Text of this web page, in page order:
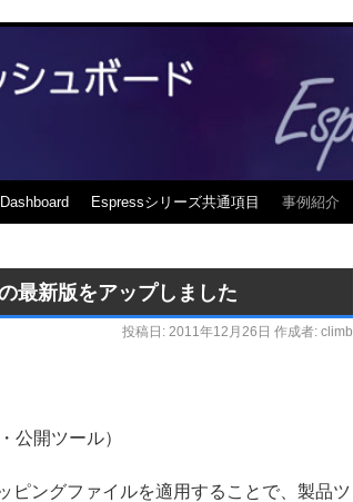
Espressシリーズ共通項目 事例紹介
最新版をアップしました
投稿日: 2011年12月26日 作成者: climb
公開ツール）
ピングファイルを適用することで、製品ツ